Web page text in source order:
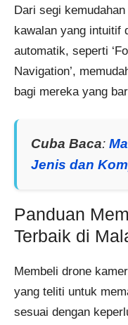
Dari segi
kawalan yang intuitif
automatik, seperti
Navigation’,
bagi mereka yang
Cuba Baca:
Jenis dan
Panduan
Terbaik di
Membeli drone
yang teliti untuk
sesuai dengan